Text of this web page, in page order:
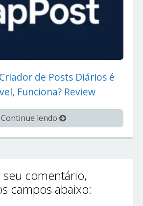
de Posts Diários é
Funciona? Review
Continue lendo
seu comentário,
campos abaixo: